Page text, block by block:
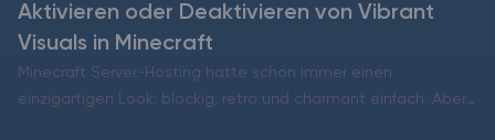
Aktivieren oder Deaktivieren von Vibrant
Visuals in Minecraft
Minecraft Server-Hosting hatte schon immer einen
einzigartigen Look: blockig, retro und charmant einfach. Aber